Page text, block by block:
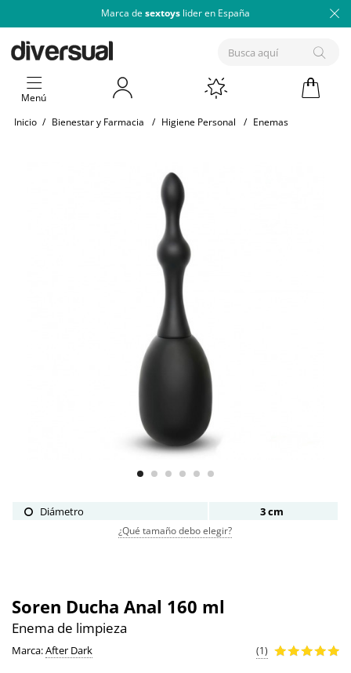
Marca de sextoys lider en España
Menú
Inicio / Bienestar y Farmacia / Higiene Personal / Enemas
Diámetro 3 cm
¿Qué tamaño debo elegir?
Soren Ducha Anal 160 ml
Enema de limpieza
Marca:After Dark (1)